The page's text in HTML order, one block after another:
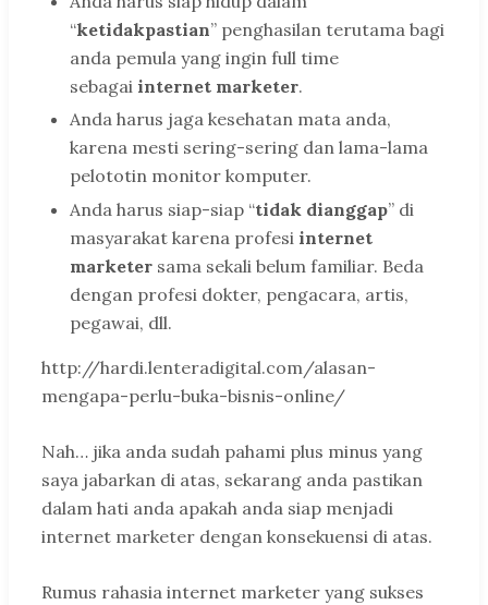
“ketidakpastian” penghasilan terutama bagi
anda pemula yang ingin full time
sebagai internet marketer.
Anda harus jaga kesehatan mata anda,
karena mesti sering-sering dan lama-lama
pelototin monitor komputer.
Anda harus siap-siap “tidak dianggap” di
masyarakat karena profesi internet
marketer sama sekali belum familiar. Beda
dengan profesi dokter, pengacara, artis,
pegawai, dll.
http://hardi.lenteradigital.com/alasan-
mengapa-perlu-buka-bisnis-online/
Nah… jika anda sudah pahami plus minus yang
saya jabarkan di atas, sekarang anda pastikan
dalam hati anda apakah anda siap menjadi
internet marketer dengan konsekuensi di atas.
Rumus rahasia internet marketer yang sukses